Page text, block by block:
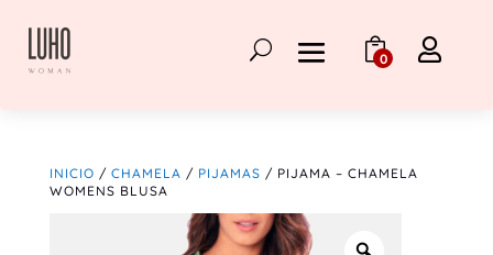
0 
INICIO / CHAMELA / PIJAMAS / PIJAMA – CHAMELA
WOMENS BLUSA